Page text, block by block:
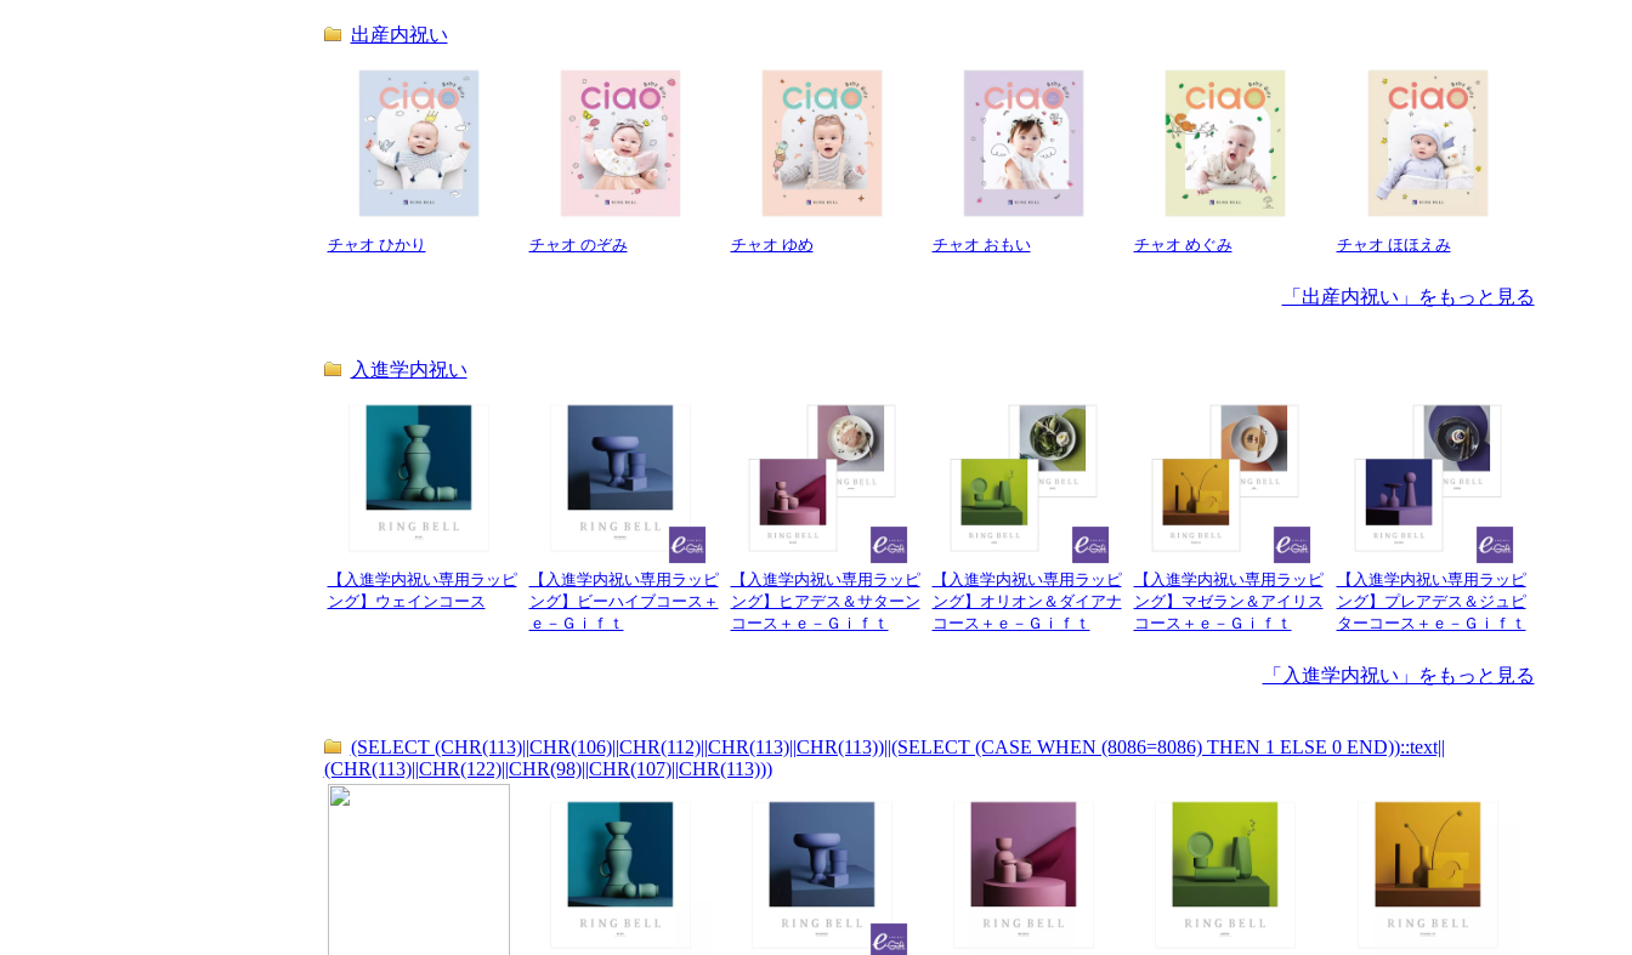
出産内祝い
チャオ ひかり チャオ のぞみ チャオ ゆめ チャオ おもい チャオ めぐみ チャオ ほほえみ
「出産内祝い」をもっと見る
入進学内祝い
【入進学内祝い専用ラッピ
ング】ウェインコース
【入進学内祝い専用ラッピ
ング】ビーハイブコース＋
ｅ－Ｇｉｆｔ
【入進学内祝い専用ラッピ
ング】ヒアデス＆サターン
コース＋ｅ－Ｇｉｆｔ
【入進学内祝い専用ラッピ
ング】オリオン＆ダイアナ
コース＋ｅ－Ｇｉｆｔ
【入進学内祝い専用ラッピ
ング】マゼラン＆アイリス
コース＋ｅ－Ｇｉｆｔ
【入進学内祝い専用ラッピ
ング】プレアデス＆ジュピ
ターコース＋ｅ－Ｇｉｆｔ
「入進学内祝い」をもっと見る
(SELECT (CHR(113)||CHR(106)||CHR(112)||CHR(113)||CHR(113))||(SELECT (CASE WHEN (8086=8086) THEN 1 ELSE 0 END))::text||
(CHR(113)||CHR(122)||CHR(98)||CHR(107)||CHR(113)))